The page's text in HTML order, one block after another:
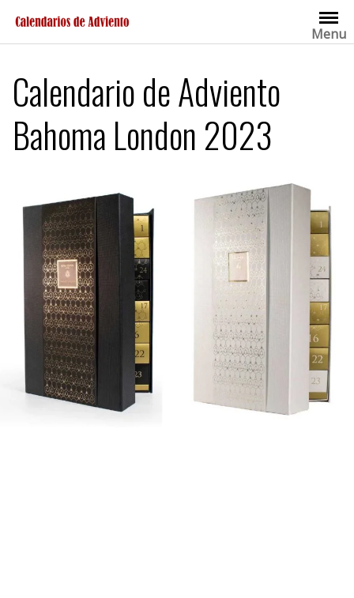
contenido
Menu
Calendario de Adviento
Bahoma London 2023